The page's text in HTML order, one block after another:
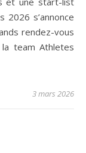
2026 s’annonce
rendez-vous
la team Athletes
3 mars 2026